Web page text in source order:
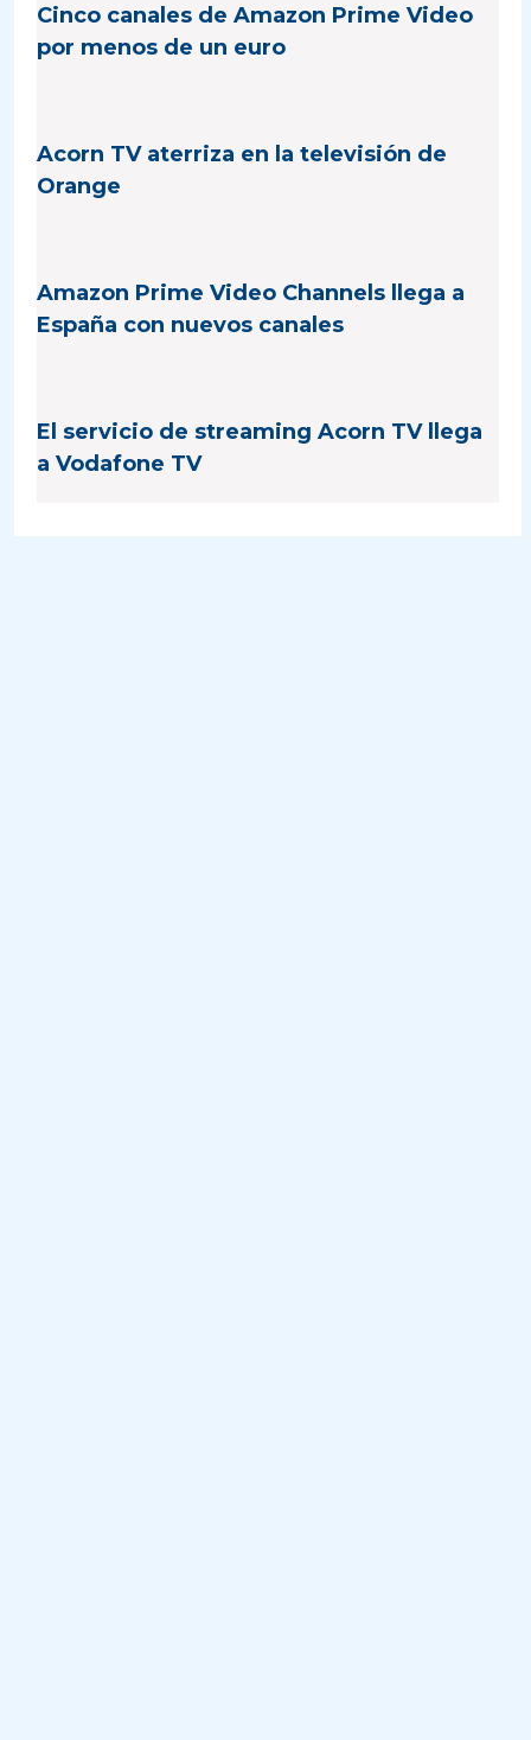
Cinco canales de Amazon Prime Video
por menos de un euro
Acorn TV aterriza en la televisión de
Orange
Amazon Prime Video Channels llega a
España con nuevos canales
El servicio de streaming Acorn TV llega
a Vodafone TV